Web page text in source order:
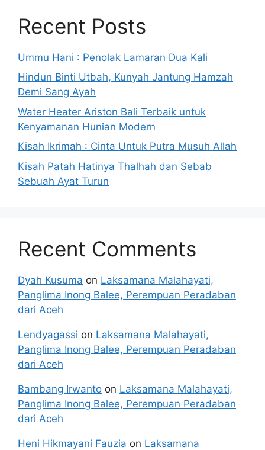
Recent Posts
Ummu Hani : Penolak Lamaran Dua Kali
Hindun Binti Utbah, Kunyah Jantung Hamzah
Demi Sang Ayah
Water Heater Ariston Bali Terbaik untuk
Kenyamanan Hunian Modern
Kisah Ikrimah : Cinta Untuk Putra Musuh Allah
Kisah Patah Hatinya Thalhah dan Sebab
Sebuah Ayat Turun
Recent Comments
Dyah Kusuma on Laksamana Malahayati,
Panglima Inong Balee, Perempuan Peradaban
dari Aceh
Lendyagassi on Laksamana Malahayati,
Panglima Inong Balee, Perempuan Peradaban
dari Aceh
Bambang Irwanto on Laksamana Malahayati,
Panglima Inong Balee, Perempuan Peradaban
dari Aceh
Heni Hikmayani Fauzia on Laksamana